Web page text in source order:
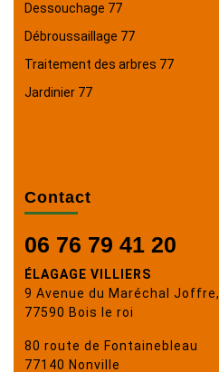
Dessouchage 77
Débroussaillage 77
Traitement des arbres 77
Jardinier 77
Contact
06 76 79 41 20
ÉLAGAGE VILLIERS
9 Avenue du Maréchal Joffre,
77590 Bois le roi
80 route de Fontainebleau
77140 Nonville